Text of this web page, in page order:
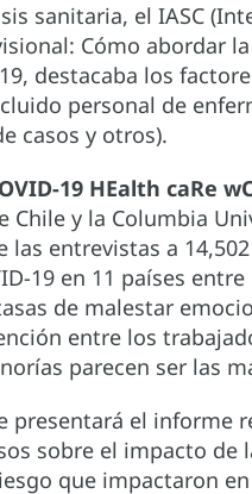
sanitaria, el IASC
Cómo abordar
destacaba los
personal de
casos y otros).
19 HEalth caRe
Chile y la Columbia
las entrevistas a
19 en 11 países
de malestar
entre los
parecen ser las
presentará el informe
sobre el impacto de
que impactaron